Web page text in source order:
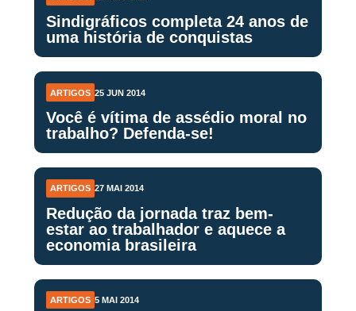
Sindigráficos completa 24 anos de
uma história de conquistas
ARTIGOS 25 JUN 2014
Você é vítima de assédio moral no
trabalho? Defenda-se!
ARTIGOS 27 MAI 2014
Redução da jornada traz bem-
estar ao trabalhador e aquece a
economia brasileira
ARTIGOS 5 MAI 2014